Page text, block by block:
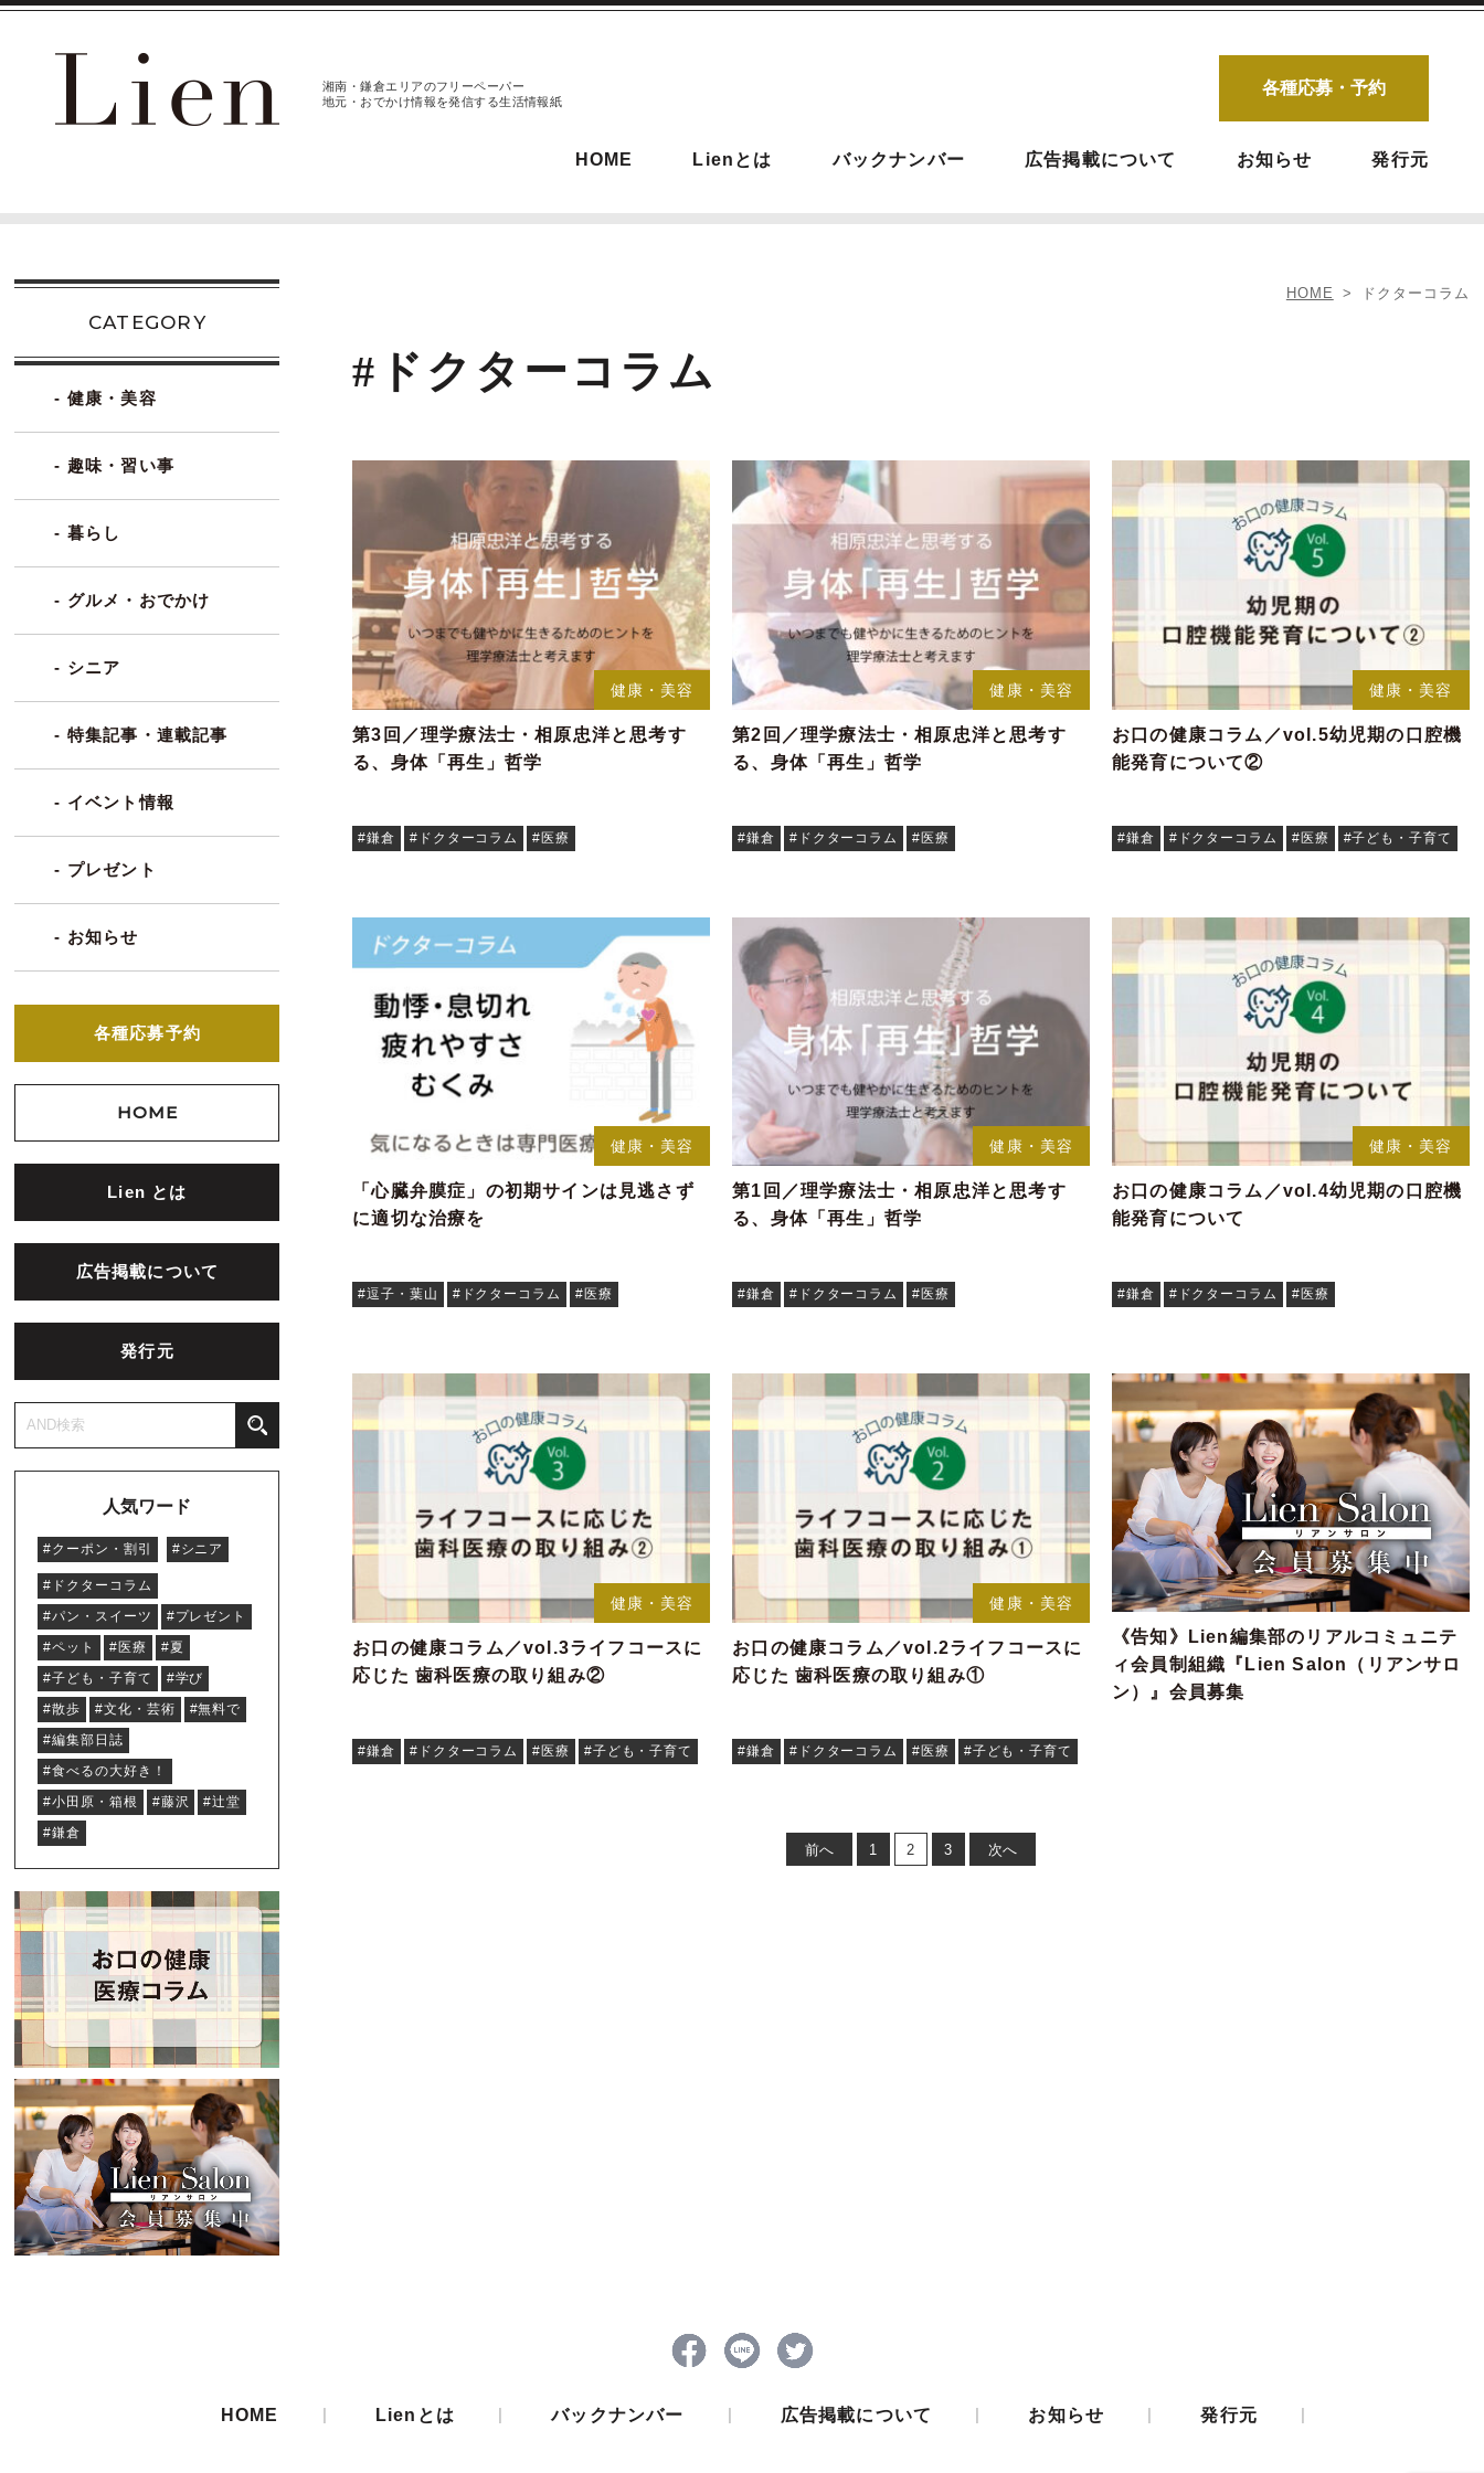
湘南・鎌倉エリアのフリーペーパー
地元・おでかけ情報を発信する生活情報紙
各種応募・予約
HOME Lienとは バックナンバー 広告掲載について お知らせ 発行元
CATEGORY
- 健康・美容
- 趣味・習い事
- 暮らし
- グルメ・おでかけ
- シニア
- 特集記事・連載記事
- イベント情報
- プレゼント
- お知らせ
各種応募予約
HOME
Lien とは
広告掲載について
発行元
人気ワード
#クーポン・割引 #シニア
#ドクターコラム
#パン・スイーツ
#プレゼント
#ペット
#医療
#夏
#子ども・子育て
#学び
#散歩
#文化・芸術
#無料で
#編集部日誌
#食べるの大好き！
#小田原・箱根
#藤沢
#辻堂
#鎌倉
HOME ドクターコラム
#ドクターコラム
健康・美容
第3回／理学療法士・相原忠洋と思考す
る、身体「再生」哲学
#鎌倉 #ドクターコラム #医療
健康・美容
第2回／理学療法士・相原忠洋と思考す
る、身体「再生」哲学
#鎌倉 #ドクターコラム #医療
健康・美容
お口の健康コラム／vol.5幼児期の口腔機
能発育について②
#鎌倉 #ドクターコラム #医療 #子ども・子育て
健康・美容
「心臓弁膜症」の初期サインは見逃さず
に適切な治療を
#逗子・葉山 #ドクターコラム #医療
健康・美容
第1回／理学療法士・相原忠洋と思考す
る、身体「再生」哲学
#鎌倉 #ドクターコラム #医療
健康・美容
お口の健康コラム／vol.4幼児期の口腔機
能発育について
#鎌倉 #ドクターコラム #医療
健康・美容
お口の健康コラム／vol.3ライフコースに
応じた 歯科医療の取り組み②
#鎌倉 #ドクターコラム #医療 #子ども・子育て
健康・美容
お口の健康コラム／vol.2ライフコースに
応じた 歯科医療の取り組み①
#鎌倉 #ドクターコラム #医療 #子ども・子育て
《告知》Lien編集部のリアルコミュニテ
ィ会員制組織『Lien Salon（リアンサロ
ン）』会員募集
前へ 1 2 3 次へ
HOME | Lienとは | バックナンバー | 広告掲載について | お知らせ | 発行元 |